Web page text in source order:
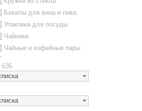
Бокалы для вина и пива
Упаковка для посуды
Чайники
Чайные и кофейные пары
Наборы посуды
Предметы сервировки
Стаканы
Эко кружки
635